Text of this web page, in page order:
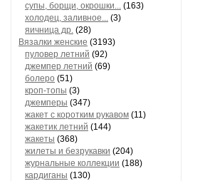
супы, борщи, окрошки... (163)
холодец, заливное... (3)
яичница др. (28)
Вязалки женские (3193)
пуловер летний (92)
джемпер летний (69)
болеро (51)
кроп-топы (3)
джемперы (347)
жакет с коротким рукавом (11)
жакетик летний (144)
жакеты (368)
жилеты и безрукавки (204)
журнальные коллекции (188)
кардиганы (130)